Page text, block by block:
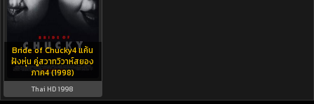
Bride of Chucky4 แค้น
ฝังหุ่น คู่สวาทวิวาห์สยอง
ภาค4 (1998)
Thai HD 1998